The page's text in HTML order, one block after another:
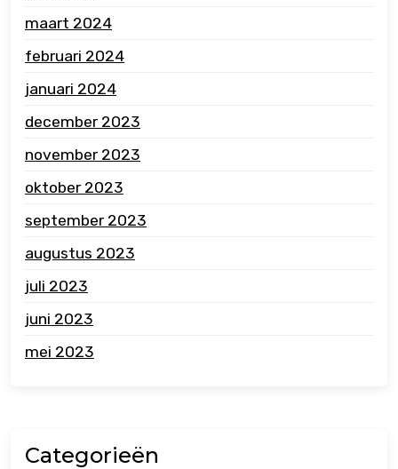
maart 2024
februari 2024
januari 2024
december 2023
november 2023
oktober 2023
september 2023
augustus 2023
juli 2023
juni 2023
mei 2023
Categorieën